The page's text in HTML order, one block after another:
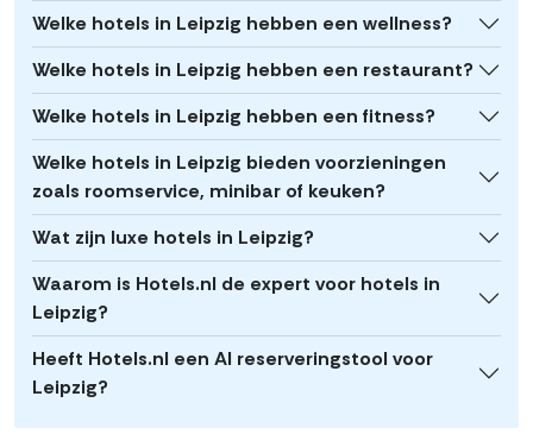
Welke hotels in Leipzig hebben een wellness?
Welke hotels in Leipzig hebben een restaurant?
Welke hotels in Leipzig hebben een fitness?
Welke hotels in Leipzig bieden voorzieningen
zoals roomservice, minibar of keuken?
Wat zijn luxe hotels in Leipzig?
Waarom is Hotels.nl de expert voor hotels in
Leipzig?
Heeft Hotels.nl een AI reserveringstool voor
Leipzig?